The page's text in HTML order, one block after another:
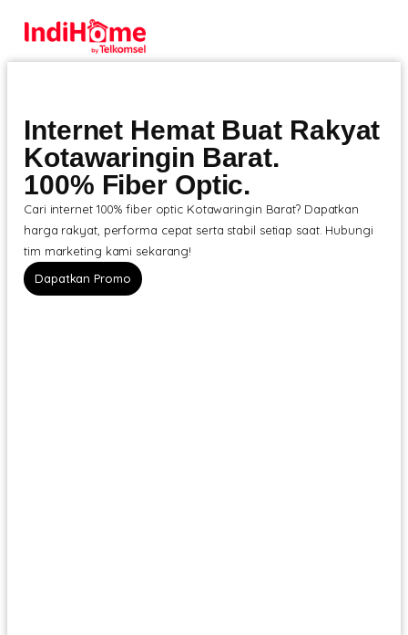
Internet Hemat Buat Rakyat
Kotawaringin Barat.
100% Fiber Optic.
Cari internet 100% fiber optic Kotawaringin Barat? Dapatkan
harga rakyat, performa cepat serta stabil setiap saat. Hubungi
tim marketing kami sekarang!
Dapatkan Promo